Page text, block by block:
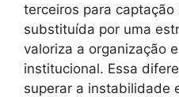
terceiros para captação
substituída por uma
valoriza a organização
institucional. Essa
superar a instabilidade